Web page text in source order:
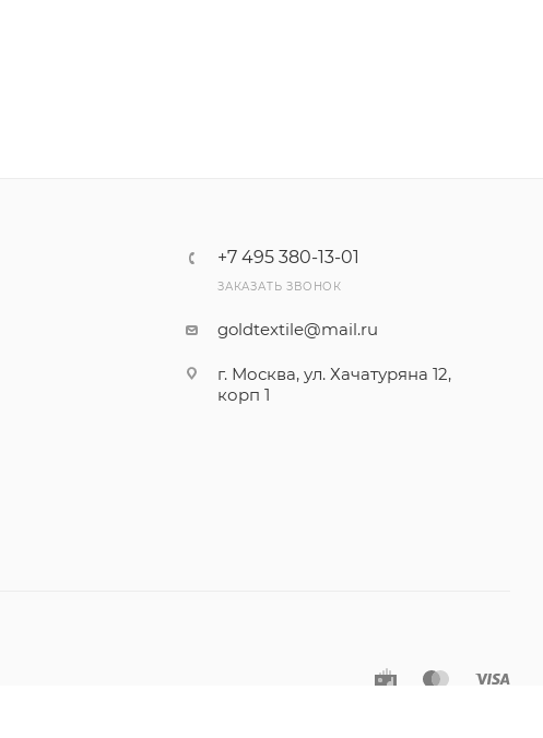
+7 495 380-13-01
ЗАКАЗАТЬ ЗВОНОК
goldtextile@mail.ru
г. Москва, ул. Хачатуряна 12,
корп 1